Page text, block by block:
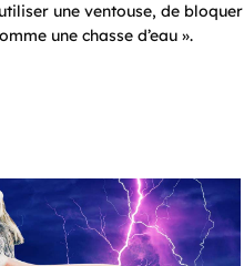
une ventouse, de bloquer
une chasse d’eau ».